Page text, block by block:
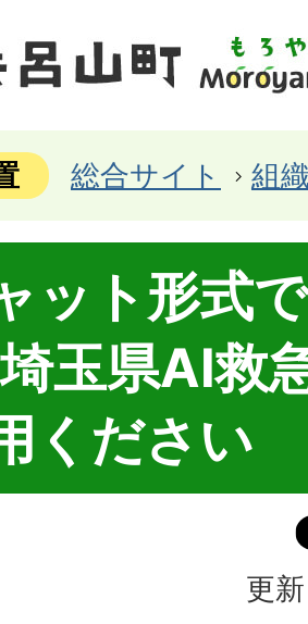
総合サイト 組
ット形式
玉県AI救
ください
更